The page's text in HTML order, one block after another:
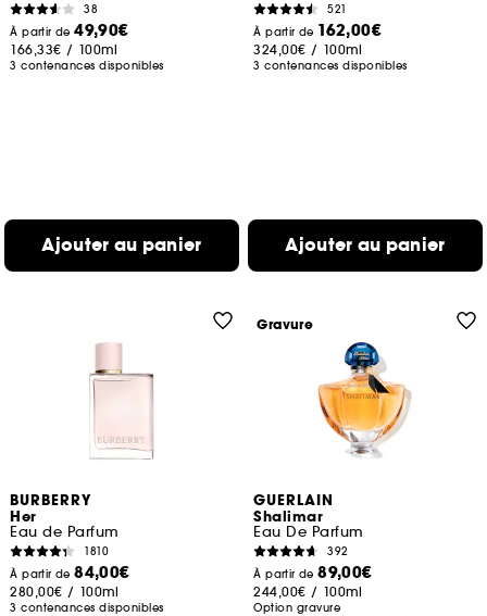
38
À partir de49,90€
166,33€ / 100ml
3 contenances disponibles
Ajouter au panier
521
À partir de 162,00€
324,00€ / 100ml
3 contenances disponibles
Ajouter au panier
BURBERRY
Her
Eau de Parfum
1810
À partir de84,00€
280,00€ / 100ml
3 contenances disponibles
GUERLAIN
Shalimar
Eau De Parfum
392
À partir de89,00€
244,00€ / 100ml
Option gravure
Gravure